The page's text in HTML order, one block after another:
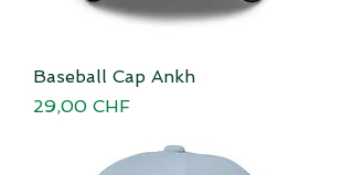
Baseball Cap Ankh
Preis
29,00 CHF